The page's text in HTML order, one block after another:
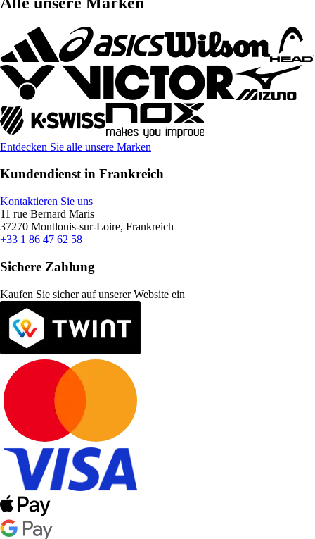
Entdecken Sie alle unsere Marken
Kundendienst in Frankreich
Kontaktieren Sie uns
11 rue Bernard Maris
37270 Montlouis-sur-Loire, Frankreich
+33 1 86 47 62 58
Sichere Zahlung
Kaufen Sie sicher auf unserer Website ein